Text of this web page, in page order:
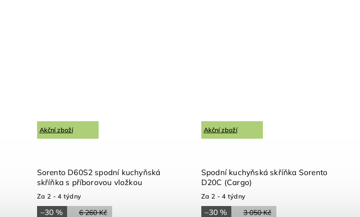
Akční zboží
Sorento D60S2 spodní kuchyňská
skříňka s příborovou vložkou
Za 2 - 4 týdny
6 260 Kč
–30 %
Akční zboží
Spodní kuchyňská skříňka Sorento
D20C (Cargo)
Za 2 - 4 týdny
3 050 Kč
–30 %